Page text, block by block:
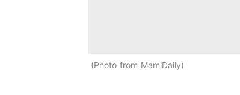
Photo from MamiDaily